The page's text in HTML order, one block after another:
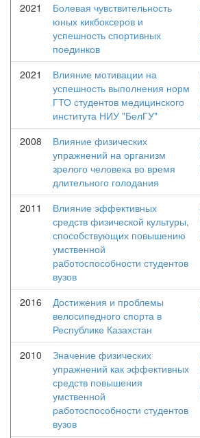
2021
Болевая чувствительность
юных кикбоксеров и
успешность спортивных
поединков
2021
Влияние мотивации на
успешность выполнения норм
ГТО студентов медицинского
института НИУ "БелГУ"
2008
Влияние физических
упражнений на организм
зрелого человека во время
длительного голодания
2011
Влияние эффективных
средств физической культуры,
способствующих повышению
умственной
работоспособности студентов
вузов
2016
Достижения и проблемы
велосипедного спорта в
Республике Казахстан
2010
Значение физических
упражнений как эффективных
средств повышения
умственной
работоспособности студентов
вузов